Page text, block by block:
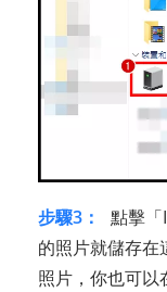
步驟3：
點擊
的照片就儲存在
照片，你也可以